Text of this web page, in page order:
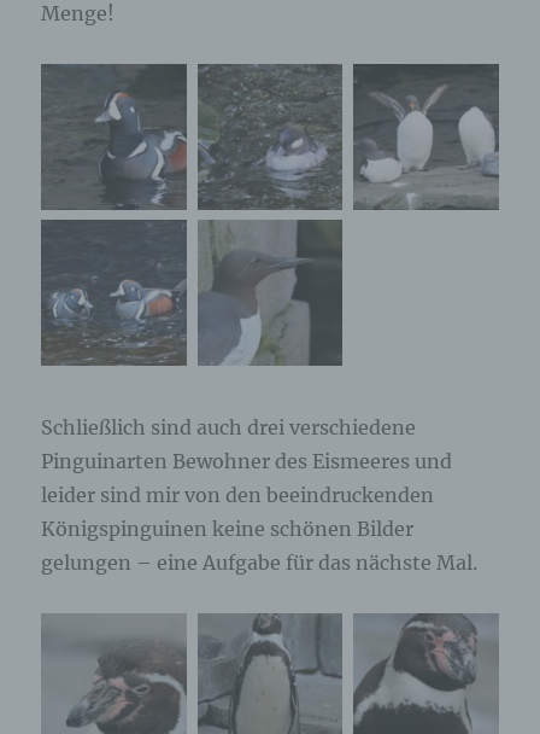
Menge!
Schließlich sind auch drei verschiedene
Pinguinarten Bewohner des Eismeeres und
leider sind mir von den beeindruckenden
Königspinguinen keine schönen Bilder
gelungen – eine Aufgabe für das nächste Mal.